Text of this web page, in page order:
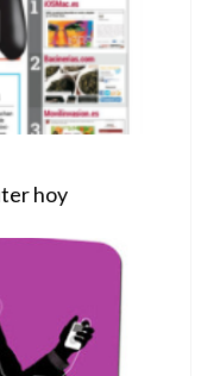
hoy